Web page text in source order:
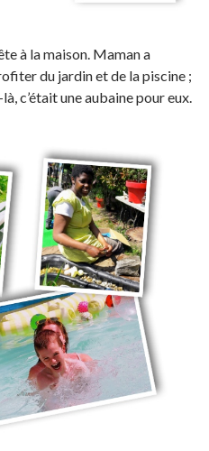
à la maison. Maman a
du jardin et de la piscine ;
c’était une aubaine pour eux.